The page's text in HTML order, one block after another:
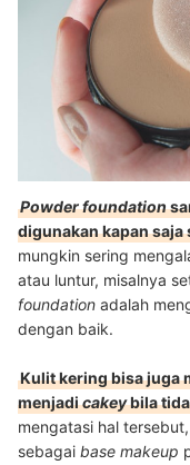
Powder foundation
digunakan kapan saja
mungkin sering
atau luntur, misalnya
foundation adalah
dengan baik.
Kulit kering bisa juga
menjadicakeybila
mengatasi hal
sebagai base makeup